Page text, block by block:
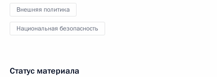
Внешняя политика
Национальная безопасность
Статус материала